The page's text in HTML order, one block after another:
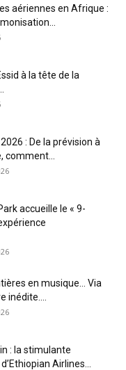
aériennes en Afrique :
à la tête de la
: De la prévision à
comment...
accueille le « 9-
en musique… Via
inédite....
: la stimulante
Airlines...